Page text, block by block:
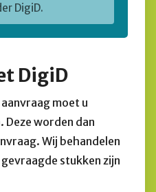
DigiD.
DigiD
moet u
Deze worden dan
Wij behandelen
stukken zijn